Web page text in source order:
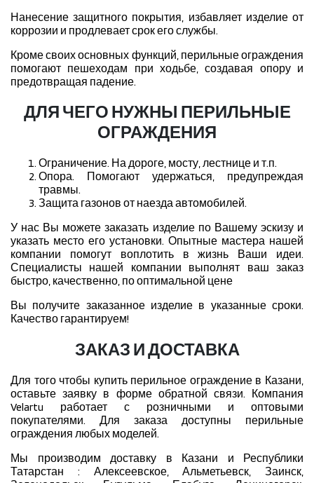
Нанесение защитного покрытия, избавляет изделие от
коррозии и продлевает срок его службы.
Кроме своих основных функций, перильные ограждения
помогают пешеходам при ходьбе, создавая опору и
предотвращая падение.
ДЛЯ ЧЕГО НУЖНЫ ПЕРИЛЬНЫЕ
ОГРАЖДЕНИЯ
Ограничение. На дороге, мосту, лестнице и т.п.
Опора. Помогают удержаться, предупреждая
травмы.
Защита газонов от наезда автомобилей.
У нас Вы можете заказать изделие по Вашему эскизу и
указать место его установки. Опытные мастера нашей
компании помогут воплотить в жизнь Ваши идеи.
Специалисты нашей компании выполнят ваш заказ
быстро, качественно, по оптимальной цене
Вы получите заказанное изделие в указанные сроки.
Качество гарантируем!
ЗАКАЗ И ДОСТАВКА
Для того чтобы купить перильное ограждение в Казани,
оставьте заявку в форме обратной связи. Компания
Velartu работает с розничными и оптовыми
покупателями. Для заказа доступны перильные
ограждения любых моделей.
Мы производим доставку в Казани и Республики
Татарстан : Алексеевское, Альметьевск, Заинск,